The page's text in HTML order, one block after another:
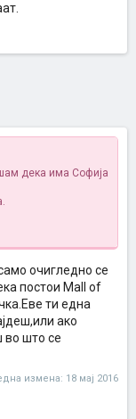
дека има Софија
очигледно се
постои Mall of
ти една
ако
во што се
измена: 18 мај 2016